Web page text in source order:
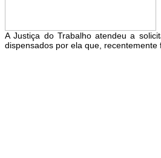
A Justiça do Trabalho atendeu a
dispensados por ela que,